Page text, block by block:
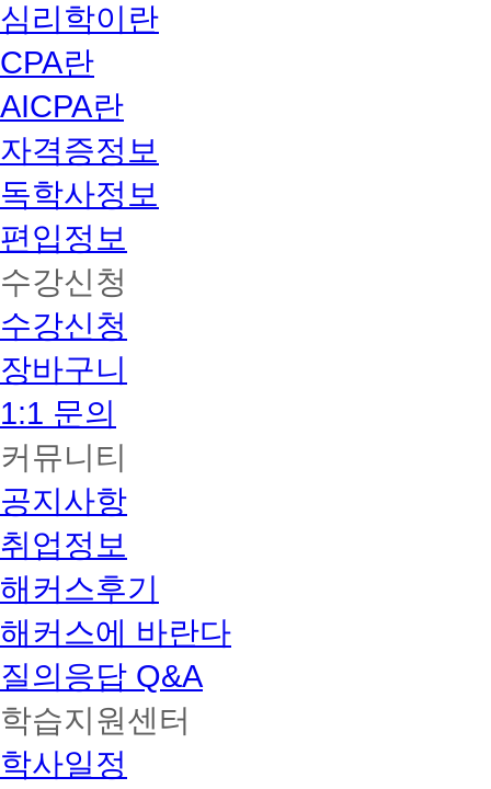
심리학이란
CPA란
AICPA란
자격증정보
독학사정보
편입정보
수강신청
수강신청
장바구니
1:1 문의
커뮤니티
공지사항
취업정보
해커스후기
해커스에 바란다
질의응답 Q&A
학습지원센터
학사일정